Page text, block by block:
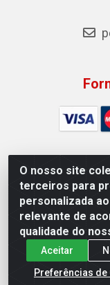
O nosso site
terceiros para
personalizada
relevante de
qualidade do
Aceitar
Preferências de
Auto
23, S/N, Lote
72.135-